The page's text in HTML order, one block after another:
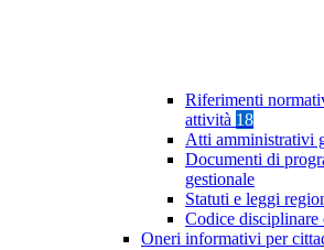
Riferimenti
attività 18
Atti amministrativi
Documenti di
gestionale
Statuti e leggi
Codice disciplinare
Oneri informativi per